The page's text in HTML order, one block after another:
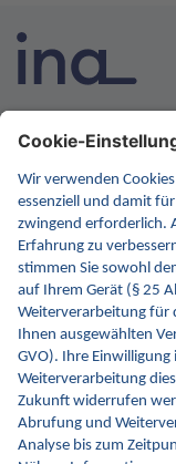
INA ist die
Gesundheitswesen
kontinuierlich die
Kontakt
Kontaktformular
gematik GmbH
Rosenthaler Str. 30
10178 Berlin